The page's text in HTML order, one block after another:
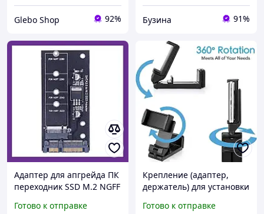
Glebo Shop 92% Бузина 91%
Адаптер для апгрейда ПК
переходник SSD M.2 NGFF
легкая установка без
Готово к отправке
Крепление (адаптер,
держатель) для установки
монопод, штатив XT-902
Готово к отправке